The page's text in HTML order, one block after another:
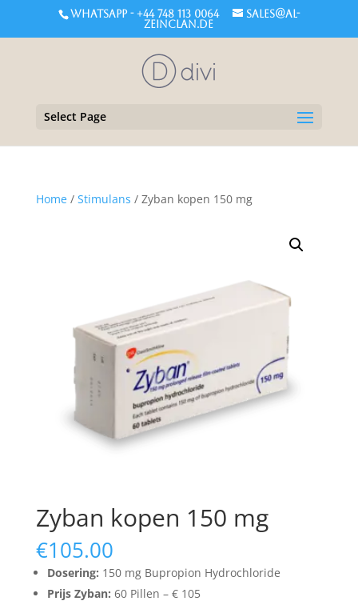
WHATSAPP - +44 748 113 0064
sales@al-
zeinclan.de
Select Page
Home/ Stimulans / Zyban kopen 150 mg
Zyban kopen 150 mg
€105.00
Dosering: 150 mg Bupropion Hydrochloride
Prijs Zyban: 60 Pillen – € 105